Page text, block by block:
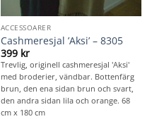
ACCESSOARER
Cashmeresjal ’Aksi’ – 8305
399 kr
Trevlig, originell cashmeresjal 'Aksi'
med broderier, vändbar. Bottenfärg
brun, den ena sidan brun och svart,
den andra sidan lila och orange. 68
cm x 180 cm